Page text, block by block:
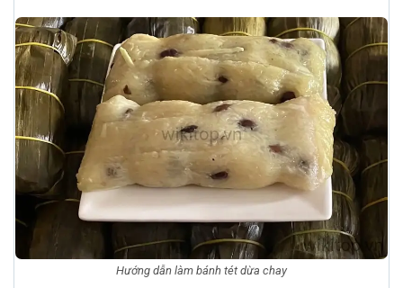
Hướng dẫn làm bánh tét dừa chay